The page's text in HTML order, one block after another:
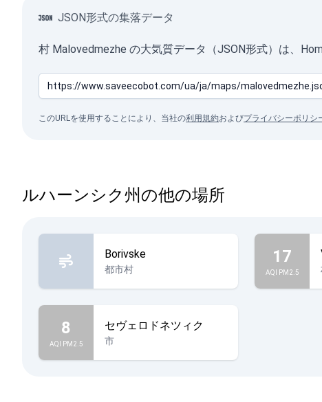
JSON形式の集落データ
村 Malovedmezhe の大気質データ（JSON形式）は、
このURLを使用することにより、当社の利用規約およびプライバシーポリシ
ルハーンシク州の他の場所
Borivske
都市村
17
AQI PM2.5
8
AQI PM2.5
セヴェロドネツィク
市